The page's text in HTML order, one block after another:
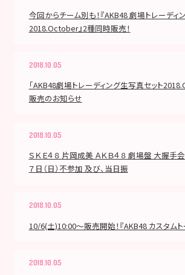
今回からチーム別も！『AKB48 劇場トレーディ
2018.October』2種同時販売！
2018.10.05
「AKB48劇場トレーディング生写真セット
販売のお知らせ
2018.10.05
ＳＫＥ４８ 片岡成美 ＡＫＢ４８ 劇場盤 大握手会
７日（日）不参加 及び、当日振
2018.10.05
10/6(土)10:00～販売開始！『AKB48 カスタムト
2018.10.05